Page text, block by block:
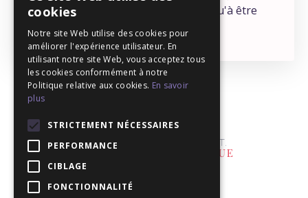
avons tous, et qui ne demande qu'à être
développée !
cookies
Notre site Web utilise des cookies pour
améliorer l'expérience utilisateur. En
utilisant notre site Web, vous acceptez tous
les cookies conformément à notre
Politique relative aux cookies. En savoir
plus
STRICTEMENT NÉCESSAIRES
PERFORMANCE
CIBLAGE
FONCTIONNALITÉ